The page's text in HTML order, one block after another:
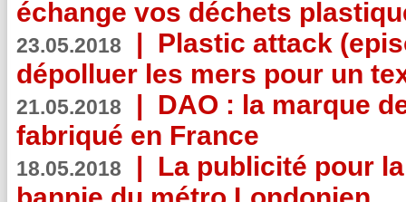
échange vos déchets
23.05.2018 | Plastic attack
dépolluer les mers pour un
21.05.2018 | DAO : la marque
fabriqué en France
18.05.2018 | La publicité pour